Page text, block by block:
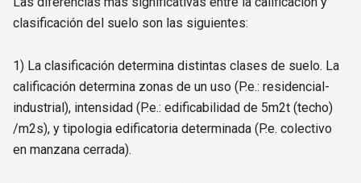
clasificación del suelo son las siguientes:
1) La clasificación determina distintas clases de suelo. La
calificación determina zonas de un uso (P.e.: residencial-
industrial), intensidad (P.e.: edificabilidad de 5m2t (techo)
/m2s), y tipologia edificatoria determinada (P.e. colectivo
en manzana cerrada).